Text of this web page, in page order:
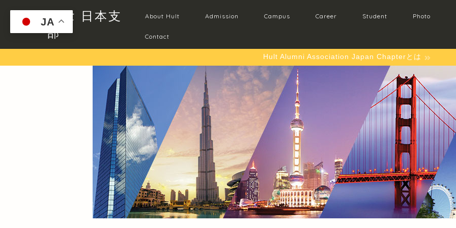
Hult 日本支
部
About Hult Admission Campus Career Student Photo
Contact
Hult Alumni Association Japan Chapterとは
JA